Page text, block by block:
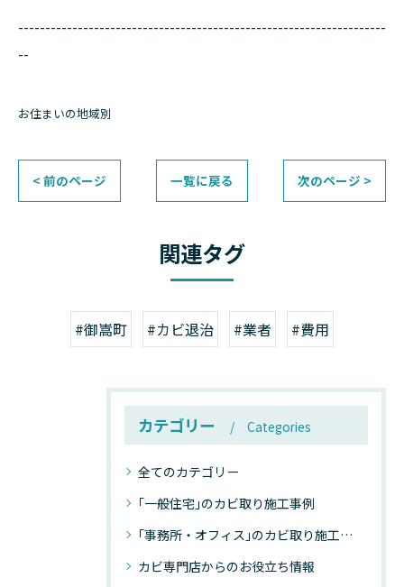
--------------------------------------------------------------------
--
お住まいの地域別
< 前のページ 一覧に戻る 次のページ >
関連タグ
#御嵩町 #カビ退治 #業者 #費用
カテゴリー Categories
全てのカテゴリー
｢一般住宅｣のカビ取り施工事例
｢事務所・オフィス｣のカビ取り施工事例
カビ専門店からのお役立ち情報